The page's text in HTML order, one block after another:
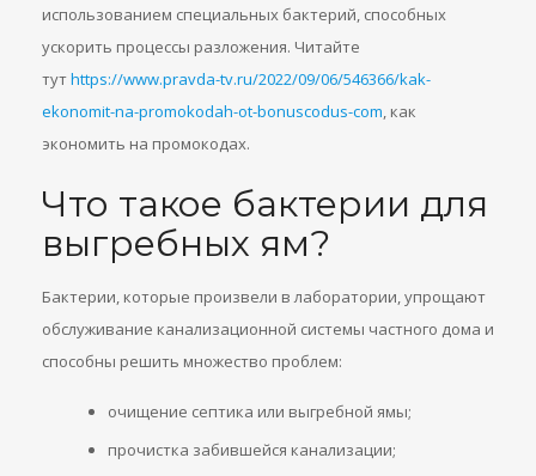
использованием специальных бактерий, способных
ускорить процессы разложения. Читайте
тутhttps://www.pravda-tv.ru/2022/09/06/546366/kak-
ekonomit-na-promokodah-ot-bonuscodus-com, как
экономить на промокодах.
Что такое бактерии для
выгребных ям?
Бактерии, которые произвели в лаборатории, упрощают
обслуживание канализационной системы частного дома и
способны решить множество проблем:
очищение септика или выгребной ямы;
прочистка забившейся канализации;